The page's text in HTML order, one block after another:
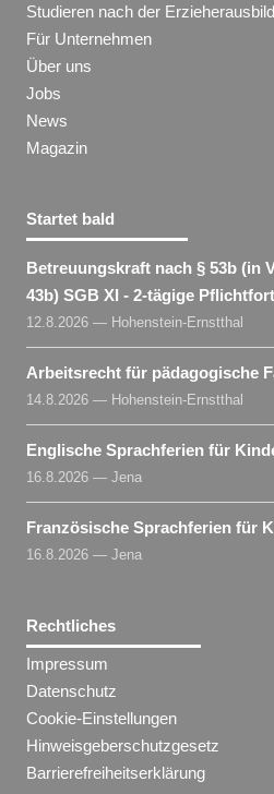
Studieren nach der
Für Unternehmen
Über uns
Jobs
News
Magazin
Startet bald
Betreuungskraft nach § 53b (in
43b) SGB XI - 2-tägige
12.8.2026 — Hohenstein-Ernstthal
Arbeitsrecht für pädagogische
14.8.2026 — Hohenstein-Ernstthal
Englische Sprachferien für
16.8.2026 — Jena
Französische Sprachferien für
16.8.2026 — Jena
Rechtliches
Impressum
Datenschutz
Cookie-Einstellungen
Hinweisgeberschutzgesetz
Barrierefreiheitserklärung